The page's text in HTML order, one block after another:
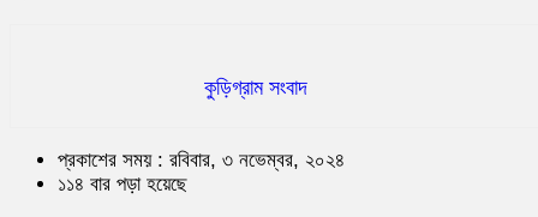
কুড়িগ্রাম সংবাদ
প্রকাশের সময় : রবিবার, ৩ নভেম্বর, ২০২৪
১১৪ বার পড়া হয়েছে